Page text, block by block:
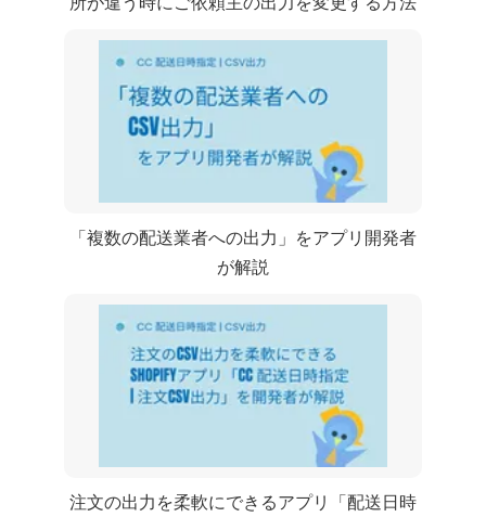
「複数の配送業者へのCSV出力」をアプリ開発者
が解説
注文のCSV出力を柔軟にできるShopifyアプリ「CC 配送日時